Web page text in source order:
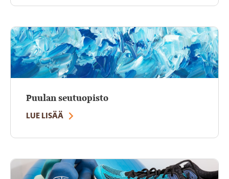
Puulan seutuopisto
LUE LISÄÄ